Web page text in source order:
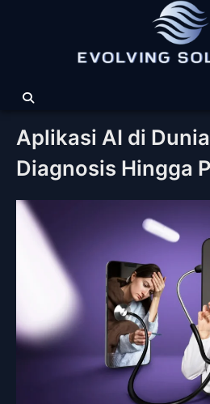
Aplikasi AI di
Diagnosis Hingga